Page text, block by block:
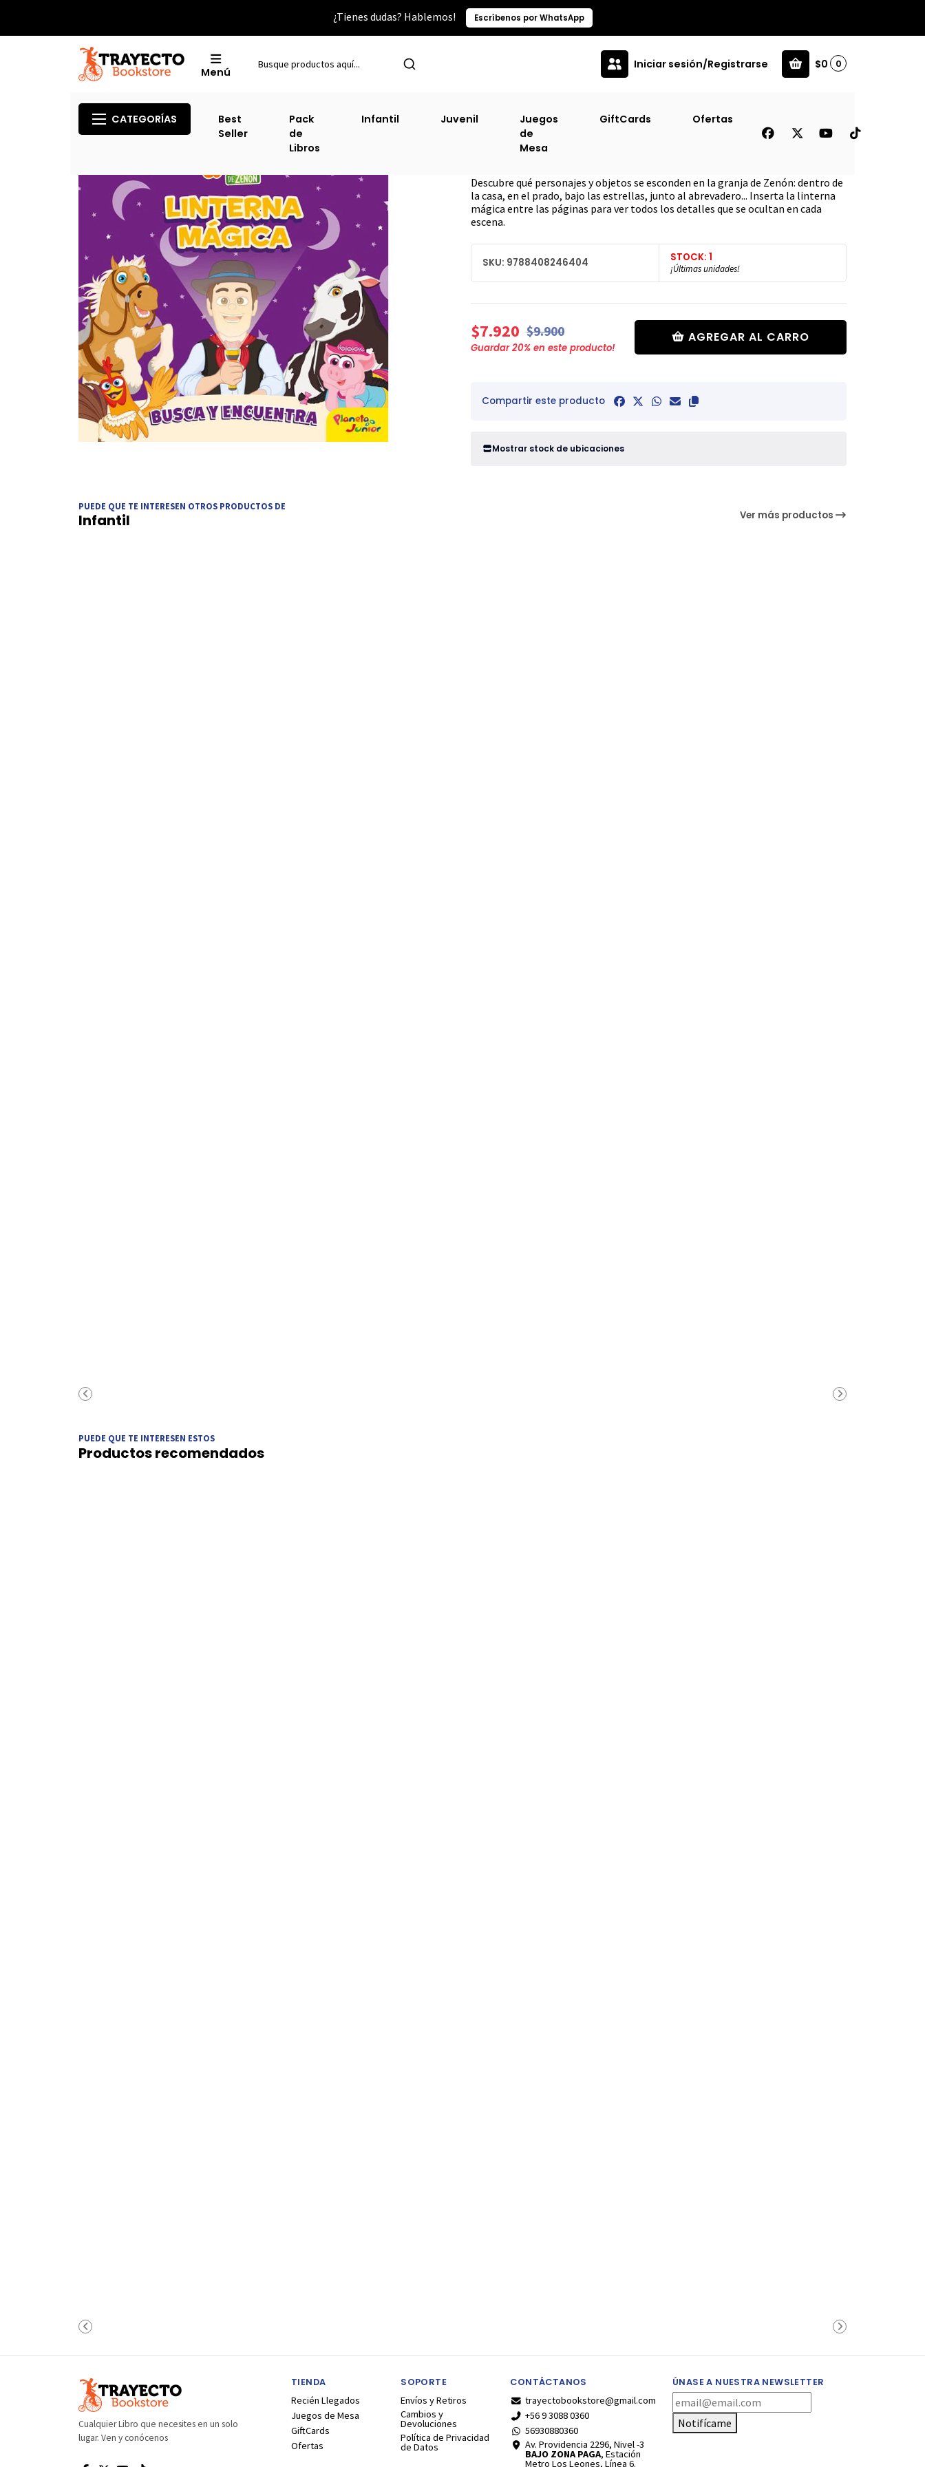
¿Tienes dudas? Hablemos! Escríbenos por WhatsApp
Menú
Iniciar sesión/Registrarse $0 0
CATEGORÍAS
Best
Seller
Pack
de
Libros
Infantil Juvenil
Juegos
de
Mesa
GiftCards Ofertas
La Graja De Zenon Linterna Magica [Inf]
Descubre qué personajes y objetos se esconden en la granja de Zenón: dentro de
la casa, en el prado, bajo las estrellas, junto al abrevadero... Inserta la linterna
mágica entre las páginas para ver todos los detalles que se ocultan en cada
escena.
SKU: 9788408246404 STOCK: 1
¡Últimas unidades!
$7.920 $9.900
Guardar20% en este producto!
AGREGAR AL CARRO
Compartir este producto
Mostrar stock de ubicaciones
PUEDE QUE TE INTERESEN OTROS PRODUCTOS DE
Infantil Ver más productos
PUEDE QUE TE INTERESEN ESTOS
Productos recomendados
Cualquier Libro que necesites en un solo
lugar. Ven y conócenos
TIENDA
Recién Llegados
Juegos de Mesa
GiftCards
Ofertas
SOPORTE
Envíos y Retiros
Cambios y
Devoluciones
Política de Privacidad
de Datos
CONTÁCTANOS
trayectobookstore@gmail.com
+56 9 3088 0360
56930880360
Av. Providencia 2296, Nivel -3
BAJO ZONA PAGA, Estación
Metro Los Leones, Línea 6.
ÚNASE A NUESTRA NEWSLETTER
Notifícame